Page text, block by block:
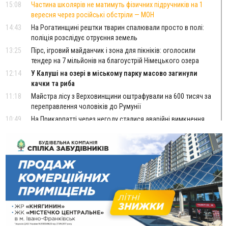
15:08
Частина школярів не матимуть фізичних підручників на 1
вересня через російські обстріли — МОН
14:43
На Рогатинщині рештки тварин спалювали просто в полі:
поліція розслідує отруєння земель
13:25
Пірс, ігровий майданчик і зона для пікніків: оголосили
тендер на 7 мільйонів на благоустрій Німецького озера
12:14
У Калуші на озері в міському парку масово загинули
качки та риба
11:18
Майстра лісу з Верховинщини оштрафували на 600 тисяч за
переправлення чоловіків до Румунії
10:49
На Прикарпатті через негоду сталися аварійні вимкнення
10:43
За змову на тендері для Долинської лікарні двох
підприємців оштрафували на 272 тисячі гривень
10:09
Яремчанський суд виніс вирок чоловіку, який у Буковелі
вкрав із супермаркету пляшку віскі за 8,5 тисяч
09:53
В урочищі біля Галича археологи відкопали давньоруську
вагову гирку XII–XIII століть
09:39
У Франківську медики провели серію складних операцій
на аорті